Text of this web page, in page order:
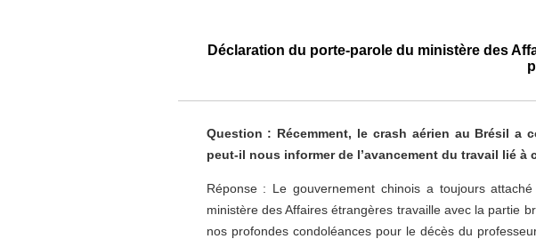
Déclaration du porte-parole du ministère des
Question : Récemment, le crash aérien au Brésil a
peut-il nous informer de l’avancement du travail lié à
Réponse : Le gouvernement chinois a toujours
ministère des Affaires étrangères travaille avec la partie
nos profondes condoléances pour le décès du